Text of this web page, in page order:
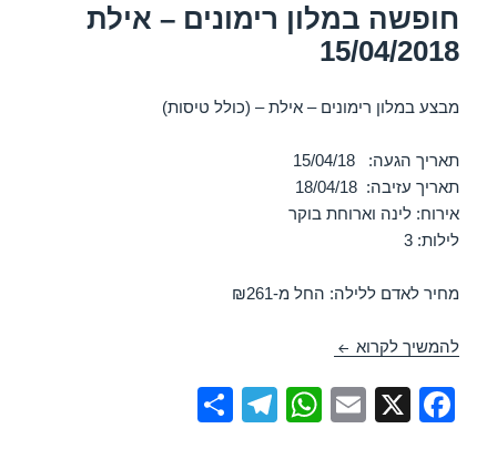
חופשה במלון רימונים – אילת
15/04/2018
מבצע במלון רימונים – אילת – (כולל טיסות)
תאריך הגעה: 15/04/18
תאריך עזיבה: 18/04/18
אירוח: לינה וארוחת בוקר
לילות: 3
מחיר לאדם ללילה: החל מ-₪261
להמשיך לקרוא חופשה במלון רימונים – אילת 15/04/2018
F
X
E
W
T